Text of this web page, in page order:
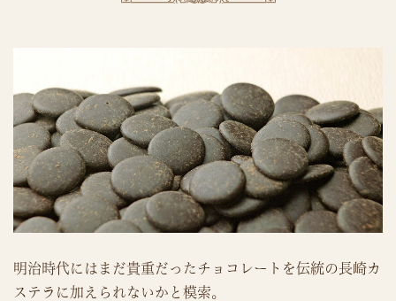
明治時代にはまだ貴重だったチョコレートを伝統の長崎カ
ステラに加えられないかと模索。